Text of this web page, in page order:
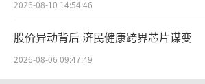
频繁涨价遭到不少消费者吐槽
表示，在宠物家的用户往往采
费模式，“我办了1000元的卡
涨价的问题，但现在基础洗护
2026-08-10 14:54:46
股价异动背后 济民健康跨界芯片谋变
2026-08-06 09:47:49